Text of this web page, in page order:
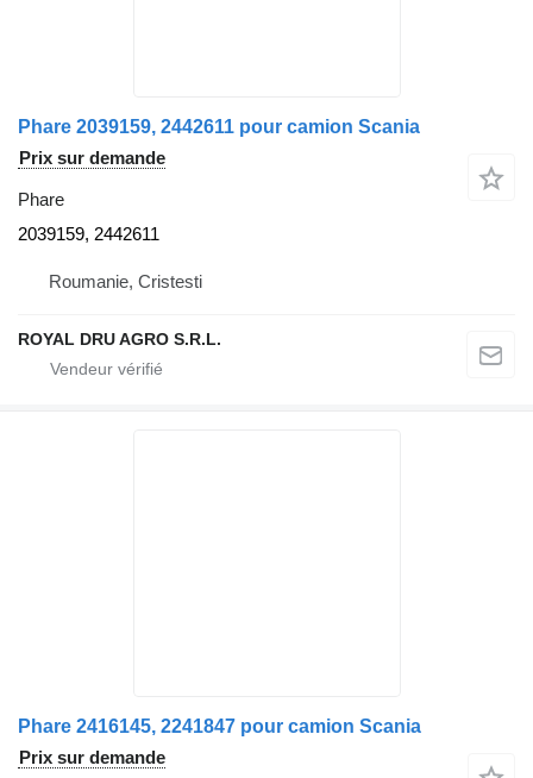
Phare 2039159, 2442611 pour camion Scania
Prix sur demande
Phare
2039159, 2442611
Roumanie, Cristesti
ROYAL DRU AGRO S.R.L.
Phare 2416145, 2241847 pour camion Scania
Prix sur demande